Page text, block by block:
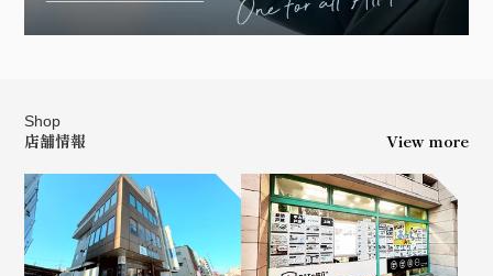
Shop
店舗情報 View more